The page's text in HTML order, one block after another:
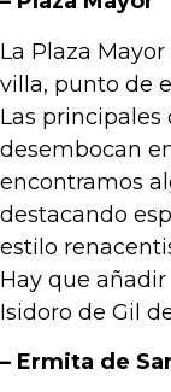
La Plaza
villa, punto de
Las
desembocan
encontramos
destacando
estilo
Hay que
Isidoro de Gil
– Ermita de